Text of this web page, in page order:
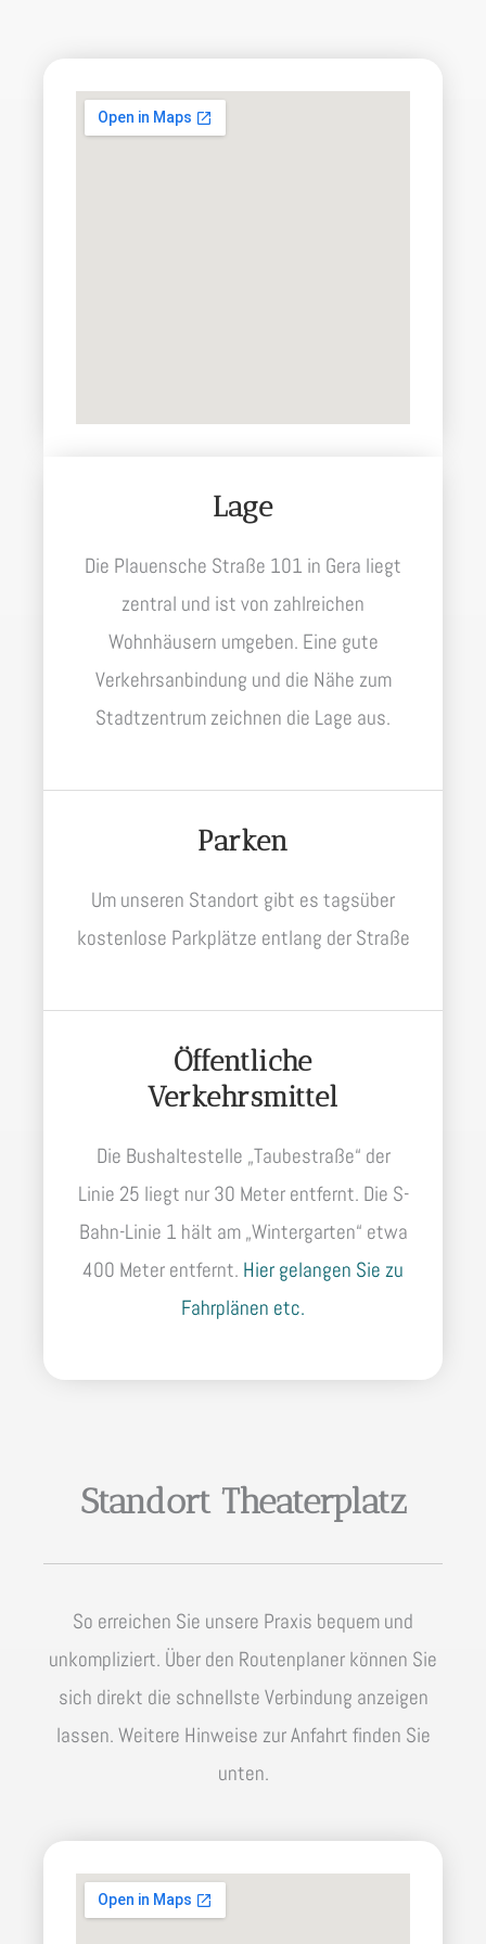
Lage
Die Plauensche Straße 101 in Gera liegt
zentral und ist von zahlreichen
Wohnhäusern umgeben. Eine gute
Verkehrsanbindung und die Nähe zum
Stadtzentrum zeichnen die Lage aus.
Parken
Um unseren Standort gibt es tagsüber
kostenlose Parkplätze entlang der Straße
Öffentliche
Verkehrsmittel
Die Bushaltestelle „Taubestraße“ der
Linie 25 liegt nur 30 Meter entfernt. Die S-
Bahn-Linie 1 hält am „Wintergarten“ etwa
400 Meter entfernt. Hier gelangen Sie zu
Fahrplänen etc.
Standort Theaterplatz
So erreichen Sie unsere Praxis bequem und
unkompliziert. Über den Routenplaner können Sie
sich direkt die schnellste Verbindung anzeigen
lassen. Weitere Hinweise zur Anfahrt finden Sie
unten.